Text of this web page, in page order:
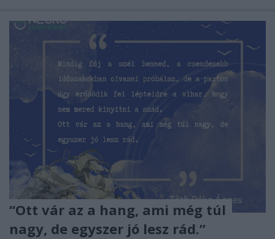
“Ott vár az a hang, ami még túl
nagy, de egyszer jó lesz rád.”